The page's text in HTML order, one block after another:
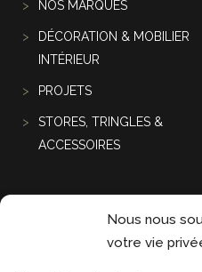
Nous nous
votre vie
NOS MARQUES
DÉCORATION & MOBILIER
INTÉRIEUR
PROJETS
STORES, TRINGLES &
ACCESSOIRES
Projets